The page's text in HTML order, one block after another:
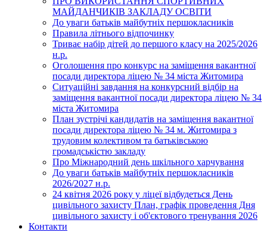
МАЙДАНЧИКІВ ЗАКЛАДУ ОСВІТИ
До уваги батьків майбутніх першокласників
Правила літнього відпочинку
Триває набір дітей до першого класу на 2025/2026
н.р.
Оголошення про конкурс на заміщення вакантної
посади директора ліцею № 34 міста Житомира
Ситуаційні завдання на конкурсний відбір на
заміщення вакантної посади директора ліцею № 34
міста Житомира
План зустрічі кандидатів на заміщення вакантної
посади директора ліцею № 34 м. Житомира з
трудовим колективом та батьківською
громадськістю закладу
Про Міжнародний день шкільного харчування
До уваги батьків майбутніх першокласників
2026/2027 н.р.
24 квітня 2026 року у ліцеї відбудеться День
цивільного захисту План, графік проведення Дня
цивільного захисту і об'єктового тренування 2026
Контакти